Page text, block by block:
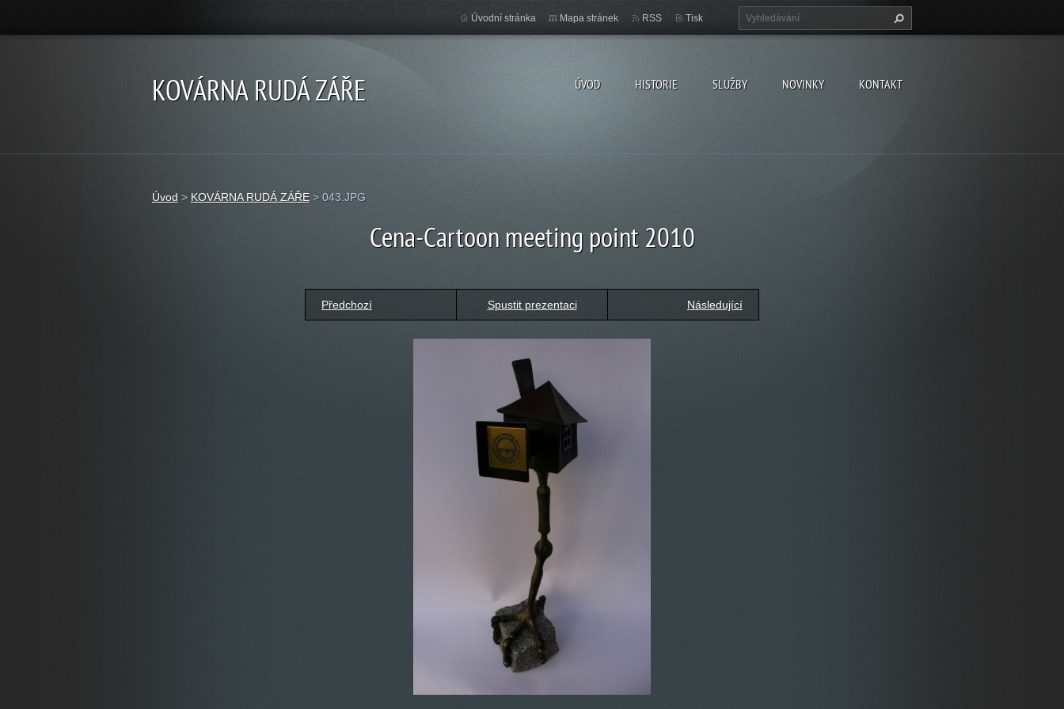
KOVÁRNA RUDÁ ZÁŘE ÚVOD HISTORIE SLUŽBY NOVINKY KONTAKT
Úvodní stránka Mapa stránek RSS Tisk
Úvod > KOVÁRNA RUDÁ ZÁŘE > 043.JPG
Cena-Cartoon meeting point 2010
Předchozí Spustit prezentaci Následující